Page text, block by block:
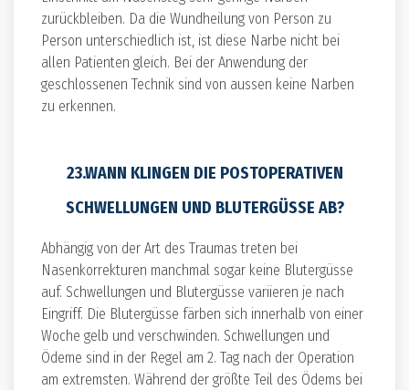
zurückbleiben. Da die Wundheilung von Person zu
Person unterschiedlich ist, ist diese Narbe nicht bei
allen Patienten gleich. Bei der Anwendung der
geschlossenen Technik sind von aussen keine Narben
zu erkennen.
23.WANN KLINGEN DIE POSTOPERATIVEN
SCHWELLUNGEN UND BLUTERGÜSSE AB?
Abhängig von der Art des Traumas treten bei
Nasenkorrekturen manchmal sogar keine Blutergüsse
auf. Schwellungen und Blutergüsse variieren je nach
Eingriff. Die Blutergüsse färben sich innerhalb von einer
Woche gelb und verschwinden. Schwellungen und
Ödeme sind in der Regel am 2. Tag nach der Operation
am extremsten. Während der größte Teil des Ödems bei